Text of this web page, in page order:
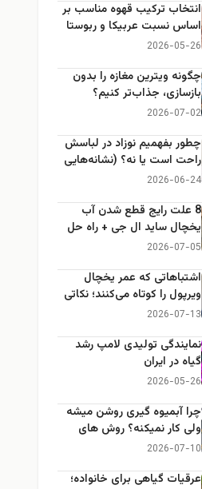
انتخاب ترکیب قهوه مناسب بر
اساس نسبت عربیکا و ربوستا
2026-05-26
چگونه ویترین مغازه را بدون
بازسازی، جذاب‌تر کنیم؟
2026-07-02
چطور بفهمیم نوزاد در لباسش
راحت است یا نه؟ (نشانه‌هایی
که هر مادر باید بداند)
2026-06-24
8 علت رایج قطع شدن آب
یخچال ساید ال جی + راه حل
2026-07-05
اشتباهاتی که عمر یخچال
ویرپول را کوتاه می‌کنند؛ نکاتی
که باید بدانید
2026-07-13
نمایندگی تولیدی لامپ رشد
گیاه در ایران
2026-05-26
چرا آبمیوه گیری روشن میشه
ولی کار نمیکنه؟ روش های
عیب یابی
2026-07-10
عرقیات گیاهی برای خانواده؛